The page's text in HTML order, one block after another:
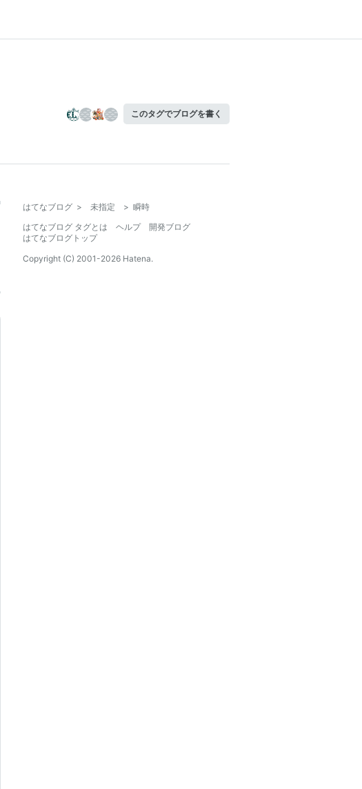
このタグでブログを書く
はてなブログ > 未指定 > 瞬時
はてなブログ タグとは
ヘルプ
開発ブログ
はてなブログトップ
Copyright (C) 2001-2026 Hatena.